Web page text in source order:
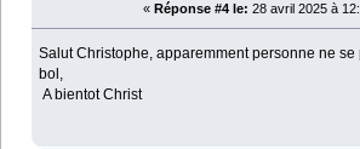
« Réponse #4 le: 28 avril 2025 à
Salut Christophe, apparemment personne ne se
bol,
A bientot Christ